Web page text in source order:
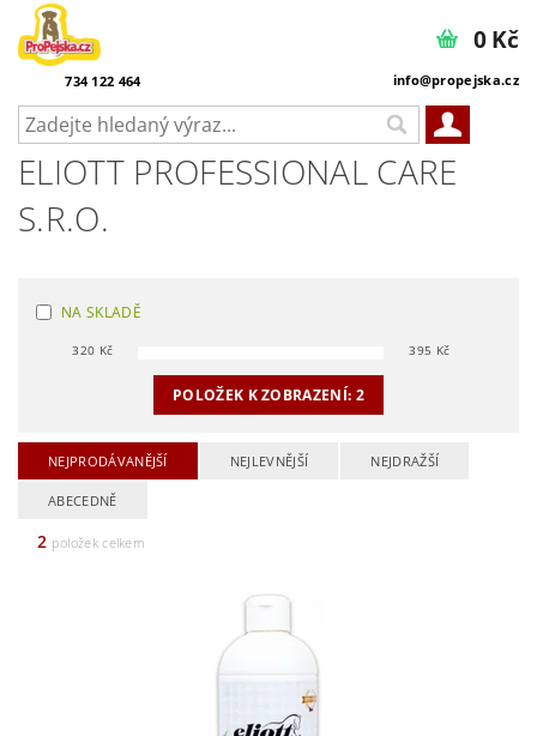
734 122 464 info@propejska.cz
0 Kč
ELIOTT PROFESSIONAL CARE
S.R.O.
NA SKLADĚ
320 Kč 395 Kč
POLOŽEK K ZOBRAZENÍ: 2
NEJPRODÁVANĚJŠÍ NEJLEVNĚJŠÍ NEJDRAŽŠÍ
ABECEDNĚ
2 položek celkem